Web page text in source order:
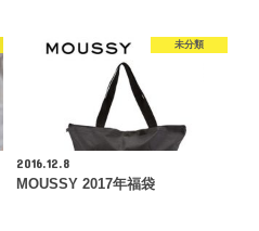
未分類
2016.12.8
MOUSSY 2017年福袋